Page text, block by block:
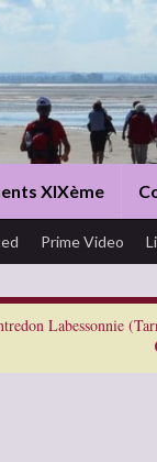
XIXème
Prime Video
Labessonnie